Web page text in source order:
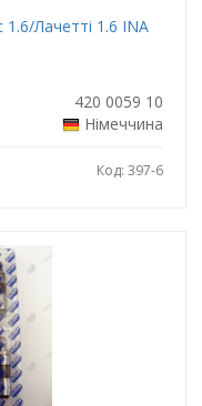
Лачетті 1.6 INA
420 0059 10
Німеччина
Код: 397-6